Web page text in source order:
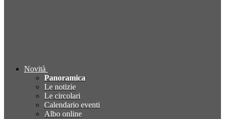
Novità
Panoramica
Le notizie
Le circolari
Calendario eventi
Albo online